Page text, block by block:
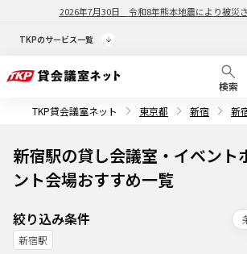
2026年7月30日 令和8年熊本地震により被災
TKPのサービス一覧
検索
TKP貸会議室ネット
東京都 新宿 新
新宿駅の貸し会議室・イベント
ント会場おすすめ一覧
絞り込み条件
新宿駅